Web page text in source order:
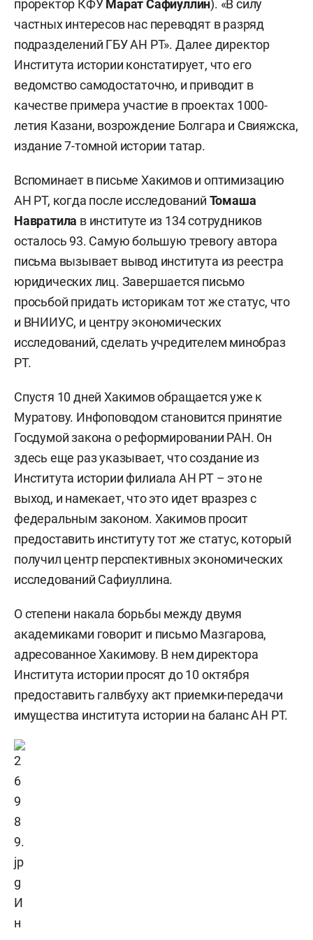
проректор КФУ Марат Сафиуллин). «В силу
частных интересов нас переводят в разряд
подразделений ГБУ АН РТ». Далее директор
Института истории констатирует, что его
ведомство самодостаточно, и приводит в
качестве примера участие в проектах 1000-
летия Казани, возрождение Болгара и Свияжска,
издание 7-томной истории татар.
Вспоминает в письме Хакимов и оптимизацию
АН РТ, когда после исследований Томаша
Навратила в институте из 134 сотрудников
осталось 93. Самую большую тревогу автора
письма вызывает вывод института из реестра
юридических лиц. Завершается письмо
просьбой придать историкам тот же статус, что
и ВНИИУС, и центру экономических
исследований, сделать учредителем минобраз
РТ.
Спустя 10 дней Хакимов обращается уже к
Муратову. Инфоповодом становится принятие
Госдумой закона о реформировании РАН. Он
здесь еще раз указывает, что создание из
Института истории филиала АН РТ – это не
выход, и намекает, что это идет вразрез с
федеральным законом. Хакимов просит
предоставить институту тот же статус, который
получил центр перспективных экономических
исследований Сафиуллина.
О степени накала борьбы между двумя
академиками говорит и письмо Мазгарова,
адресованное Хакимову. В нем директора
Института истории просят до 10 октября
предоставить галвбуху акт приемки-передачи
имущества института истории на баланс АН РТ.
И
н